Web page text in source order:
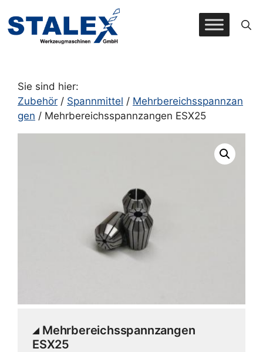
Inhalt
springen
Sie sind hier:
Zubehör / Spannmittel / Mehrbereichsspannzan
gen / Mehrbereichsspannzangen ESX25
Mehrbereichsspannzangen
ESX25